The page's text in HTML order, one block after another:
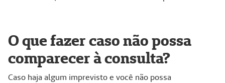
O que fazer caso não possa
comparecer à consulta?
Caso haja algum imprevisto e você não possa